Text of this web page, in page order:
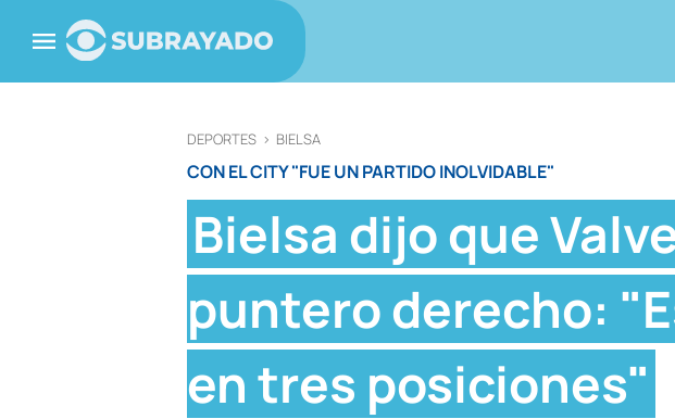
DEPORTES > BIELSA
CON EL CITY "FUE UN PARTIDO INOLVIDABLE"
Bielsa dijo que
puntero derecho:
en tres posiciones"